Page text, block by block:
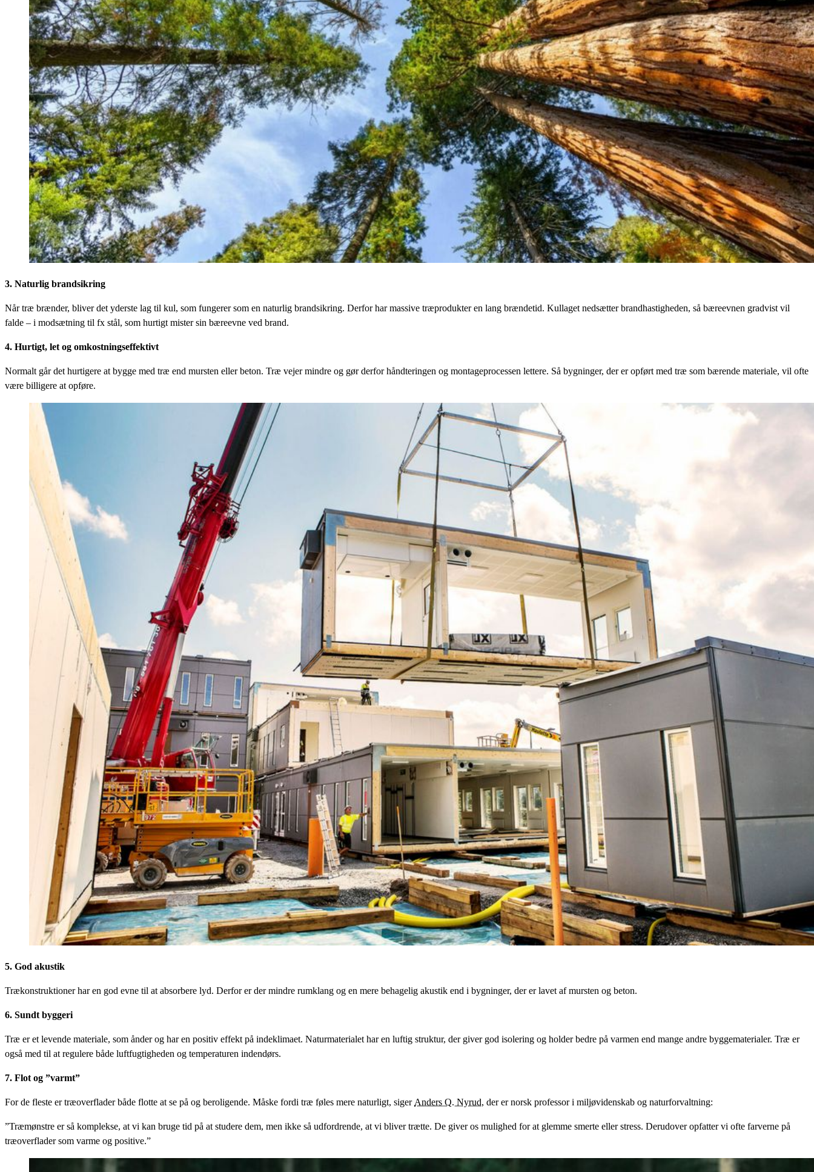
3. Naturlig brandsikring
Når træ brænder, bliver det yderste lag til kul, som fungerer som en naturlig brandsikring. Derfor har massive træprodukter en lang brændetid. Kullaget nedsætter brandhastigheden, så bæreevnen gradvist vil
falde – i modsætning til fx stål, som hurtigt mister sin bæreevne ved brand.
4. Hurtigt, let og omkostningseffektivt
Normalt går det hurtigere at bygge med træ end mursten eller beton. Træ vejer mindre og gør derfor håndteringen og montageprocessen lettere. Så bygninger, der er opført med træ som bærende materiale, vil ofte
være billigere at opføre.
5. God akustik
Trækonstruktioner har en god evne til at absorbere lyd. Derfor er der mindre rumklang og en mere behagelig akustik end i bygninger, der er lavet af mursten og beton.
6. Sundt byggeri
Træ er et levende materiale, som ånder og har en positiv effekt på indeklimaet. Naturmaterialet har en luftig struktur, der giver god isolering og holder bedre på varmen end mange andre byggematerialer. Træ er
også med til at regulere både luftfugtigheden og temperaturen indendørs.
7. Flot og ”varmt”
For de fleste er træoverflader både flotte at se på og beroligende. Måske fordi træ føles mere naturligt, sigerAnders Q. Nyrud, der er norsk professor i miljøvidenskab og naturforvaltning:
”Træmønstre er så komplekse, at vi kan bruge tid på at studere dem, men ikke så udfordrende, at vi bliver trætte. De giver os mulighed for at glemme smerte eller stress. Derudover opfatter vi ofte farverne på
træoverflader som varme og positive.”